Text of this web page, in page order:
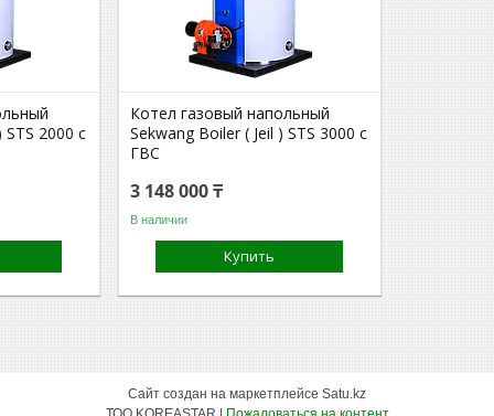
STS 2000 с
Котел газовый напольный
Sekwang Boiler ( Jeil ) STS 3000 с
ГВС
3 148 000 ₸
В наличии
Купить
Сайт создан на маркетплейсе Satu.kz